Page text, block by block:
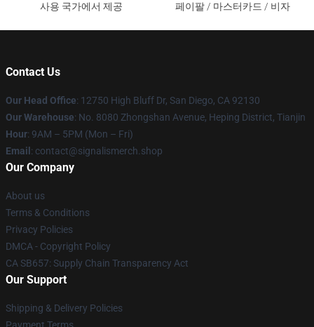
사용 국가에서 제공
페이팔 / 마스터카드 / 비자
Contact Us
Our Head Office: 12750 High Bluff Dr, San Diego, CA 92130
Our Warehouse: No. 8080 Zhongshan Avenue, Heping District, Tianjin
Hour: 9AM – 5PM (Mon – Fri)
Email : contact@signalismerch.shop
Our Company
About us
Terms & Conditions
Privacy Policies
DMCA - Copyright Policy
CA SB657: Supply Chain Transparency Act
Our Support
Shipping & Delivery Policies